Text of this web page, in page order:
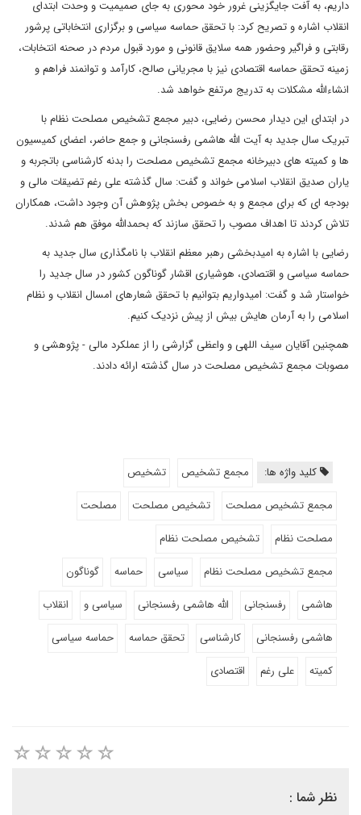
داریم، به آفت جایگزینی غرور خود محوری به جای صمیمیت و وحدت ابتدای
انقلاب اشاره و تصریح کرد: با تحقق حماسه سیاسی و برگزاری انتخاباتی پرشور
رقابتی و فراگیر وحضور همه سلایق قانونی و مورد قبول مردم در صحنه انتخابات،
زمینه تحقق حماسه اقتصادی نیز با مجریانی صالح، کارآمد و توانمند فراهم و
انشاءالله مشکلات به تدریج مرتفع خواهد شد.
در ابتدای این دیدار محسن رضایی، دبیر مجمع تشخیص مصلحت نظام با
تبریک سال جدید به آیت الله هاشمی رفسنجانی و جمع حاضر، اعضای کمیسیون
ها و کمیته های دبیرخانه مجمع تشخیص مصلحت را بدنه کارشناسی باتجربه و
یاران صدیق انقلاب اسلامی خواند و گفت: سال گذشته علی رغم تضیقات مالی و
بودجه ای که برای مجمع و به خصوص بخش پژوهش آن وجود داشت، همکاران
تلاش کردند تا اهداف مصوب را تحقق سازند که بحمدالله موفق هم شدند.
رضایی با اشاره به امیدبخشی رهبر معظم انقلاب با نامگذاری سال جدید به
حماسه سیاسی و اقتصادی، هوشیاری اقشار گوناگون کشور در سال جدید را
خواستار شد و گفت: امیدواریم بتوانیم با تحقق شعارهای امسال انقلاب و نظام
اسلامی را به آرمان هایش بیش از پیش نزدیک کنیم.
همچنین آقایان سیف اللهی و واعظی گزارشی را از عملکرد مالی - پژوهشی و
مصوبات مجمع تشخیص مصلحت در سال گذشته ارائه دادند.
کلید واژه ها: مجمع تشخیص
تشخیص
مجمع تشخیص مصلحت
تشخیص مصلحت
مصلحت
مصلحت نظام
تشخیص مصلحت نظام
مجمع تشخیص مصلحت نظام
سیاسی حماسه
گوناگون
هاشمی
رفسنجانی الله هاشمی رفسنجانی سیاسی و
انقلاب
هاشمی رفسنجانی
کارشناسی تحقق حماسه
حماسه سیاسی
کمیته
علی رغم اقتصادی
نظر شما :